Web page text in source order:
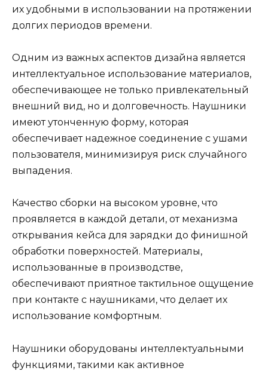
их удобными в использовании на протяжении
долгих периодов времени.
Одним из важных аспектов дизайна является
интеллектуальное использование материалов,
обеспечивающее не только привлекательный
внешний вид, но и долговечность. Наушники
имеют утонченную форму, которая
обеспечивает надежное соединение с ушами
пользователя, минимизируя риск случайного
выпадения.
Качество сборки на высоком уровне, что
проявляется в каждой детали, от механизма
открывания кейса для зарядки до финишной
обработки поверхностей. Материалы,
использованные в производстве,
обеспечивают приятное тактильное ощущение
при контакте с наушниками, что делает их
использование комфортным.
Наушники оборудованы интеллектуальными
функциями, такими как активное